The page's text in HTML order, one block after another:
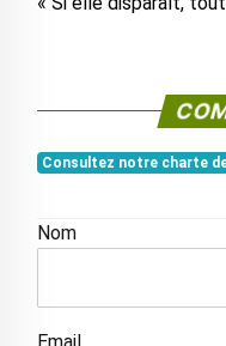
Consultez notre charte
Nom